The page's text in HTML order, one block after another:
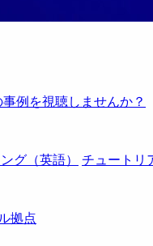
例を視聴しませんか？
グ（英語） チュートリ
拠点